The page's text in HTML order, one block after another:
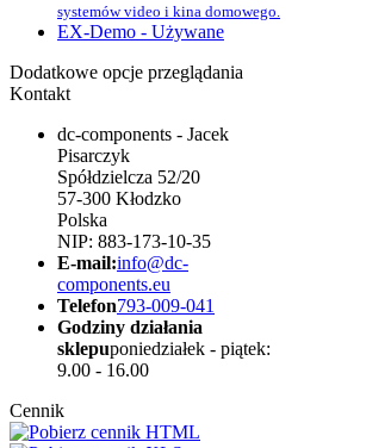
systemów video i kina domowego.
EX-Demo - Używane
Dodatkowe opcje przeglądania
Kontakt
dc-components - Jacek
Pisarczyk
Spółdzielcza 52/20
57-300 Kłodzko
Polska
NIP: 883-173-10-35
E-mail:info@dc-
components.eu
Telefon793-009-041
Godziny działania
sklepuponiedziałek - piątek:
9.00 - 16.00
Cennik